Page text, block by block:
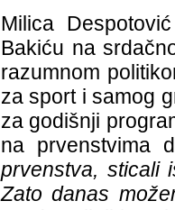
Milica
Bakiću na
razumnom
za sport i samog
za godišnji
na prvenstvima
prvenstva, sticali
Zato danas